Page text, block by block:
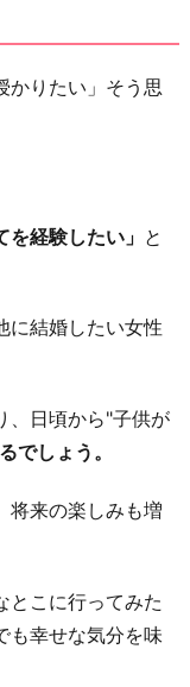
かりたい」そう思
を経験したい」 と
に結婚したい女性
、日頃から"子供が
でしょう。
将来の楽しみも増
とこに行ってみた
も幸せな気分を味